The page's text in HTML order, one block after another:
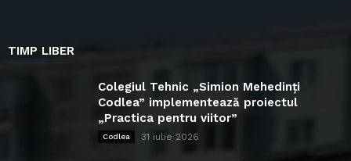
TIMP LIBER
Colegiul Tehnic „Simion Mehedinți
Codlea” implementează proiectul
„Practica pentru viitor”
Codlea 31 iulie 2026